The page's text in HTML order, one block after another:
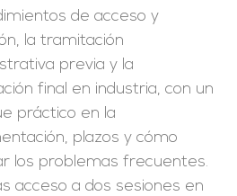
de acceso y
la tramitación
previa y la
final en industria, con un
práctico en la
plazos y cómo
los problemas frecuentes.
acceso a dos sesiones en